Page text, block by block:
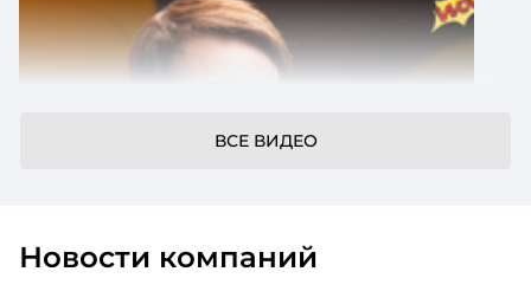
ВСЕ ВИДЕО
Новости компаний